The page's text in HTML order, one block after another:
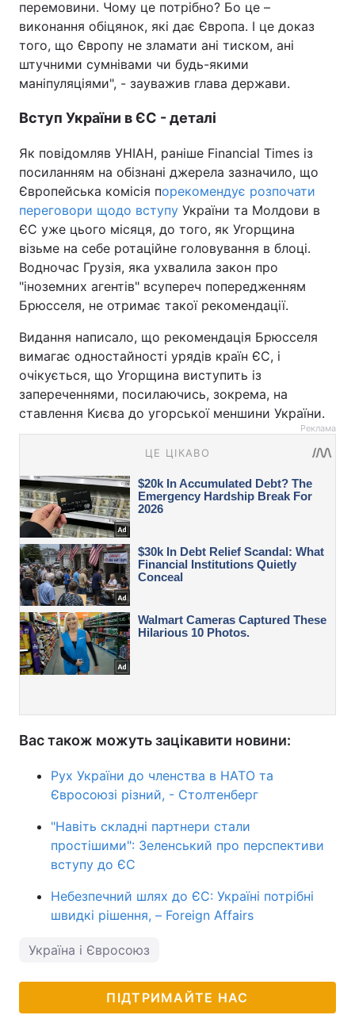
перемовини. Чому це потрібно? Бо це –
виконання обіцянок, які дає Європа. І це доказ
того, що Європу не зламати ані тиском, ані
штучними сумнівами чи будь-якими
маніпуляціями", - зауважив глава держави.
Вступ України в ЄС - деталі
Як повідомляв УНІАН, раніше Financial Times із
посиланням на обізнані джерела зазначило, що
Європейська комісія порекомендує розпочати
переговори щодо вступу України та Молдови в
ЄС уже цього місяця, до того, як Угорщина
візьме на себе ротаційне головування в блоці.
Водночас Грузія, яка ухвалила закон про
"іноземних агентів" всупереч попередженням
Брюсселя, не отримає такої рекомендації.
Видання написало, що рекомендація Брюсселя
вимагає одностайності урядів країн ЄС, і
очікується, що Угорщина виступить із
запереченнями, посилаючись, зокрема, на
ставлення Києва до угорської меншини України.
Реклама
Вас також можуть зацікавити новини:
Рух України до членства в НАТО та
Євросоюзі різний, - Столтенберг
"Навіть складні партнери стали
простішими": Зеленський про перспективи
вступу до ЄС
Небезпечний шлях до ЄС: Україні потрібні
швидкі рішення, – Foreign Affairs
Україна і Євросоюз
ПІДТРИМАЙТЕ НАС